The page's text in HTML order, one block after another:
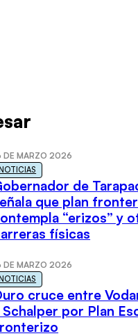
DE MARZO 2026
NOTICIAS
de
que plan
“erizos” y
físicas
DE MARZO 2026
NOTICIAS
cruce entre
Schalper por Plan